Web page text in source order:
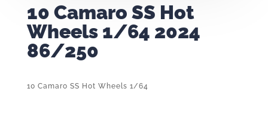
10 Camaro SS Hot
Wheels 1/64 2024
86/250
10 Camaro SS Hot Wheels 1/64